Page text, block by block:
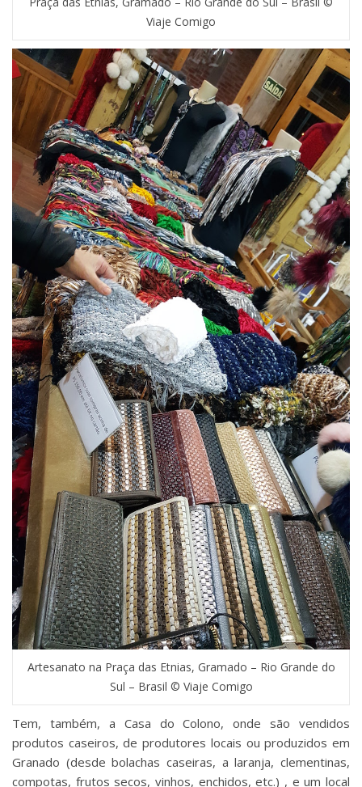
Viaje Comigo
Artesanato na Praça das Etnias, Gramado – Rio Grande do
Sul – Brasil © Viaje Comigo
Tem, também, a Casa do Colono, onde são vendidos
produtos caseiros, de produtores locais ou produzidos em
Granado (desde bolachas caseiras, a laranja, clementinas,
compotas, frutos secos, vinhos, enchidos, etc.) , e um local